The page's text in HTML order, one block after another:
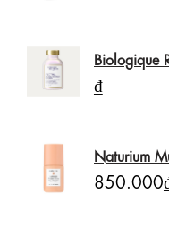
Biologique
₫
Naturium